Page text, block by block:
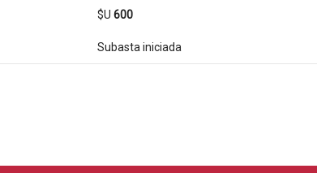
$U 600
Subasta iniciada